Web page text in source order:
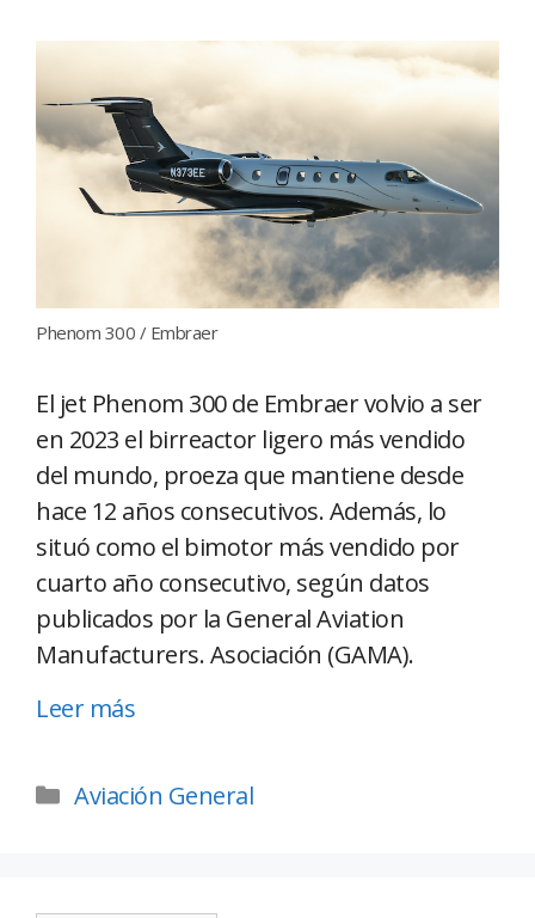
Phenom 300 / Embraer
El jet Phenom 300 de Embraer volvio a ser
en 2023 el birreactor ligero más vendido
del mundo, proeza que mantiene desde
hace 12 años consecutivos. Además, lo
situó como el bimotor más vendido por
cuarto año consecutivo, según datos
publicados por la General Aviation
Manufacturers. Asociación (GAMA).
Leer más
Aviación General